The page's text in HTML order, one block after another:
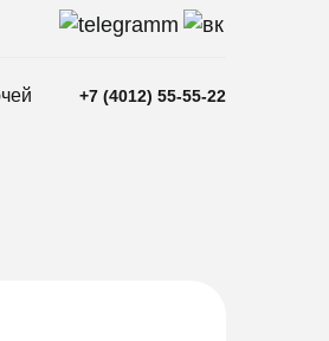
+7 (4012) 55-55-22